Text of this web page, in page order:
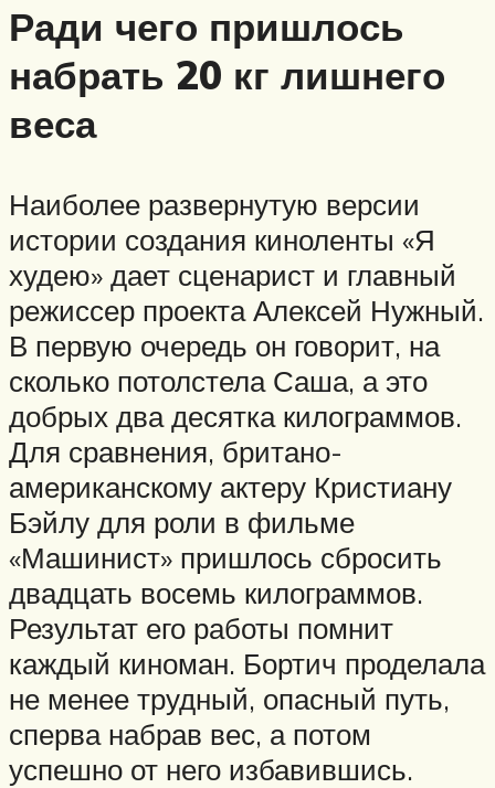
Ради чего пришлось
набрать 20 кг лишнего
веса
Наиболее развернутую версии
истории создания киноленты «Я
худею» дает сценарист и главный
режиссер проекта Алексей Нужный.
В первую очередь он говорит, на
сколько потолстела Саша, а это
добрых два десятка килограммов.
Для сравнения, британо-
американскому актеру Кристиану
Бэйлу для роли в фильме
«Машинист» пришлось сбросить
двадцать восемь килограммов.
Результат его работы помнит
каждый киноман. Бортич проделала
не менее трудный, опасный путь,
сперва набрав вес, а потом
успешно от него избавившись.